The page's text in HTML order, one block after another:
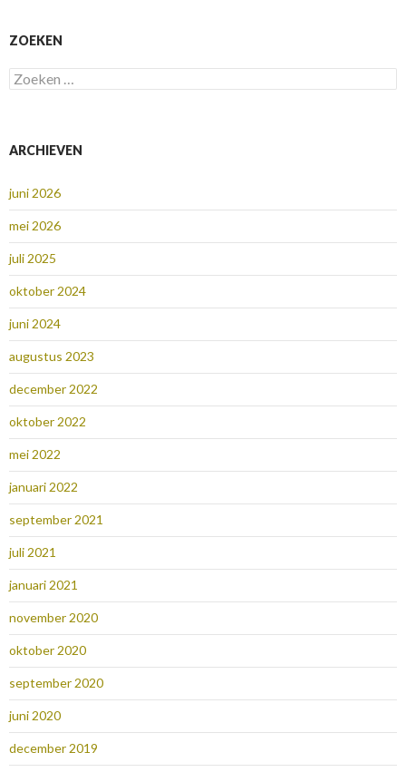
ZOEKEN
Zoeken
naar:
ARCHIEVEN
juni 2026
mei 2026
juli 2025
oktober 2024
juni 2024
augustus 2023
december 2022
oktober 2022
mei 2022
januari 2022
september 2021
juli 2021
januari 2021
november 2020
oktober 2020
september 2020
juni 2020
december 2019